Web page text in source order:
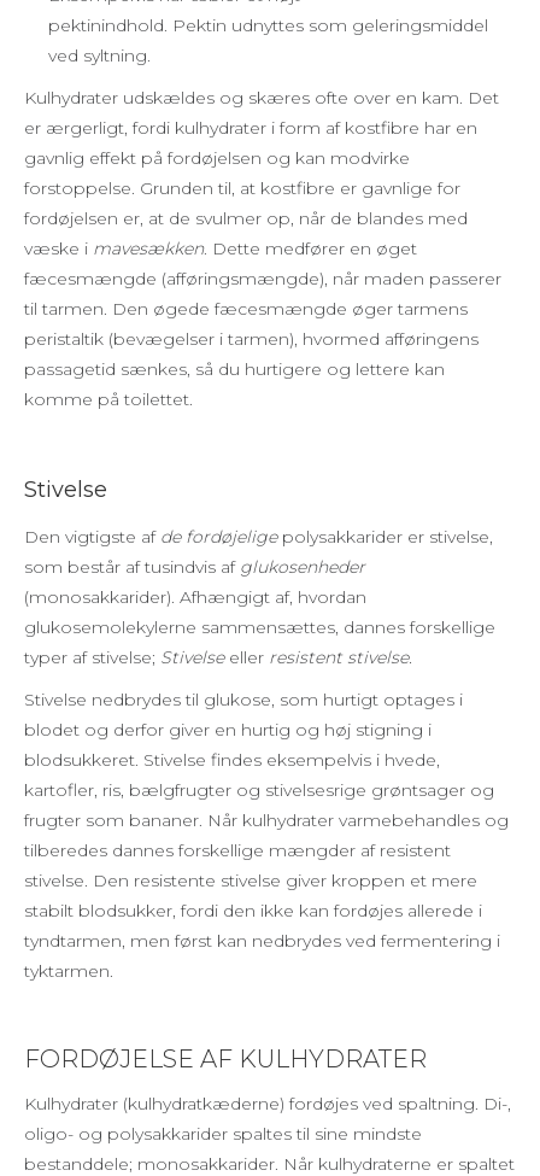
pektinindhold. Pektin udnyttes som geleringsmiddel
ved syltning.
Kulhydrater udskældes og skæres ofte over en kam. Det
er ærgerligt, fordi kulhydrater i form af kostfibre har en
gavnlig effekt på fordøjelsen og kan modvirke
forstoppelse. Grunden til, at kostfibre er gavnlige for
fordøjelsen er, at de svulmer op, når de blandes med
væske i mavesækken. Dette medfører en øget
fæcesmængde (afføringsmængde), når maden passerer
til tarmen. Den øgede fæcesmængde øger tarmens
peristaltik (bevægelser i tarmen), hvormed afføringens
passagetid sænkes, så du hurtigere og lettere kan
komme på toilettet.
Stivelse
Den vigtigste af de fordøjeligepolysakkarider er stivelse,
som består af tusindvis af glukosenheder
(monosakkarider). Afhængigt af, hvordan
glukosemolekylerne sammensættes, dannes forskellige
typer af stivelse; Stivelseeller resistent stivelse.
Stivelse nedbrydes til glukose, som hurtigt optages i
blodet og derfor giver en hurtig og høj stigning i
blodsukkeret. Stivelse findes eksempelvis i hvede,
kartofler, ris, bælgfrugter og stivelsesrige grøntsager og
frugter som bananer. Når kulhydrater varmebehandles og
tilberedes dannes forskellige mængder af resistent
stivelse. Den resistente stivelse giver kroppen et mere
stabilt blodsukker, fordi den ikke kan fordøjes allerede i
tyndtarmen, men først kan nedbrydes ved fermentering i
tyktarmen.
FORDØJELSE AF KULHYDRATER
Kulhydrater (kulhydratkæderne) fordøjes ved spaltning. Di-,
oligo- og polysakkarider spaltes til sine mindste
bestanddele; monosakkarider. Når kulhydraterne er spaltet